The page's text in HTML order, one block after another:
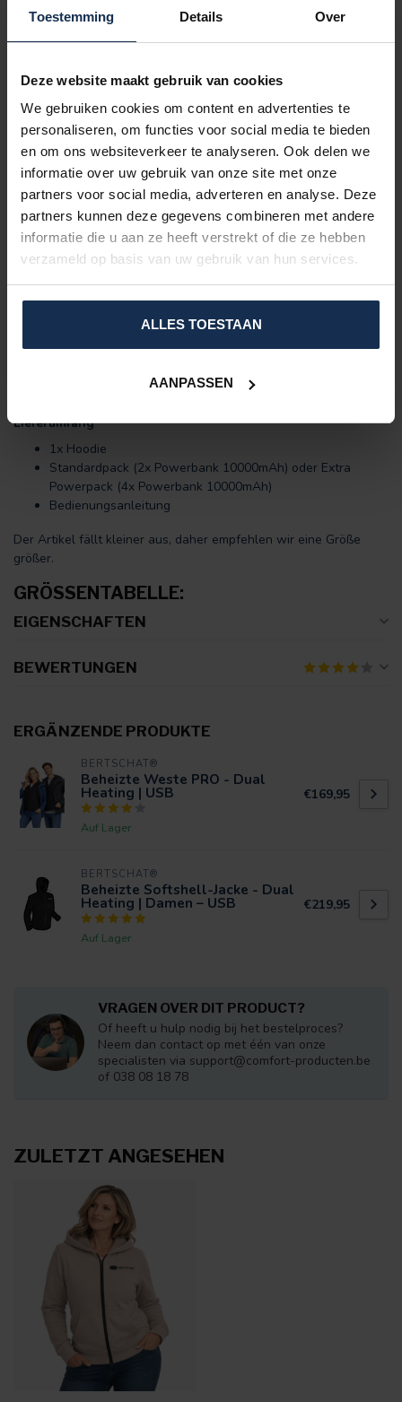
Toestemming Details Over
Deze website maakt gebruik van cookies
We gebruiken cookies om content en advertenties te
personaliseren, om functies voor social media te bieden
en om ons websiteverkeer te analyseren. Ook delen we
informatie over uw gebruik van onze site met onze
partners voor social media, adverteren en analyse. Deze
partners kunnen deze gegevens combineren met andere
informatie die u aan ze heeft verstrekt of die ze hebben
verzameld op basis van uw gebruik van hun services.
ALLES TOESTAAN
AANPASSEN
Temperaturen empfehlen wir, eine Jacke über dem Hoodie zu
tragen, die Jacke bietet dann eine zusätzliche Isolationsschicht,
10 Heizelemente: Brust, Bauch und Rücken
In 3 verschiedene Stufen verstellbar
USB Anschluss
Kapuze nicht abnehmbar
Heizdauer bis zu 10 Stunden
Damen Modell
Farbe: Hellgrau und Schwarz
Material & Pflegehinweise
100% Polyester
Lieferumfang
1x Hoodie
Standardpack (2x Powerbank 10000mAh) oder Extra
Powerpack (4x Powerbank 10000mAh)
Bedienungsanleitung
Der Artikel fällt kleiner aus, daher empfehlen wir eine Größe
größer.
GRÖSSENTABELLE:
EIGENSCHAFTEN
BEWERTUNGEN
ERGÄNZENDE PRODUKTE
BERTSCHAT®
Beheizte Weste PRO - Dual
Heating | USB
Auf Lager
€169,95
BERTSCHAT®
Beheizte Softshell-Jacke - Dual
Heating | Damen – USB
Auf Lager
€219,95
VRAGEN OVER DIT PRODUCT?
Of heeft u hulp nodig bij het bestelproces?
Neem dan contact op met één van onze
specialisten via support@comfort-producten.be
of 038 08 18 78
ZULETZT ANGESEHEN